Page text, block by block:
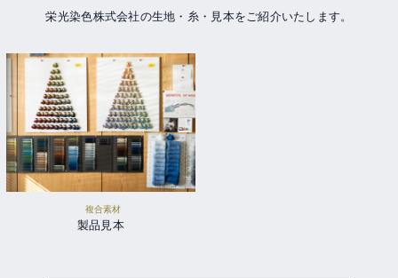
栄光染色株式会社の生地・糸・見本をご紹介いたします。
複合素材
製品見本